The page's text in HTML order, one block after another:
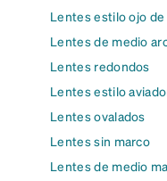
Lentes estilo ojo
Lentes de medio
Lentes redondos
Lentes estilo
Lentes ovalados
Lentes sin marco
Lentes de medio